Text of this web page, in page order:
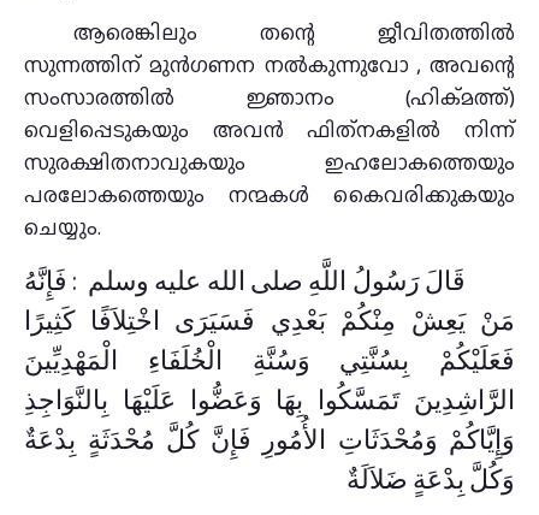
ആരെങ്കിലും തന്റെ ജീവിതത്തിൽ
സുന്നത്തിന് മുൻഗണന നൽകുന്നുവോ , അവന്റെ
സംസാരത്തിൽ ജ്ഞാനം (ഹിക്മത്ത്)
വെളിപ്പെടുകയും അവൻ ഫിത്‌നകളിൽ നിന്ന്
സുരക്ഷിതനാവുകയും ഇഹലോകത്തെയും
പരലോകത്തെയും നന്മകൾ കൈവരിക്കുകയും
ചെയ്യും.
قَالَ رَسُولُ اللَّهِ صلى الله عليه وسلم ‏ :‏ فَإِنَّهُ
مَنْ يَعِشْ مِنْكُمْ بَعْدِي فَسَيَرَى اخْتِلاَفًا كَثِيرًا
فَعَلَيْكُمْ بِسُنَّتِي وَسُنَّةِ الْخُلَفَاءِ الْمَهْدِيِّينَ
الرَّاشِدِينَ تَمَسَّكُوا بِهَا وَعَضُّوا عَلَيْهَا بِالنَّوَاجِذِ
وَإِيَّاكُمْ وَمُحْدَثَاتِ الأُمُورِ فَإِنَّ كُلَّ مُحْدَثَةٍ بِدْعَةٌ
وَكُلَّ بِدْعَةٍ ضَلاَلَةٌ ‏